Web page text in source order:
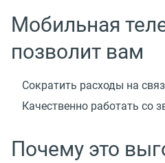
Мобильная
позволит вам
Cократить расходы на
Качественно работать со
Почему это